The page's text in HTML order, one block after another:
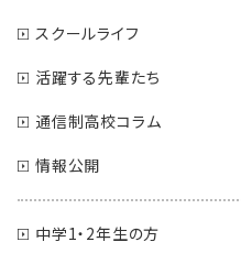
スクールライフ
活躍する先輩たち
通信制高校コラム
情報公開
中学1・2年生の方